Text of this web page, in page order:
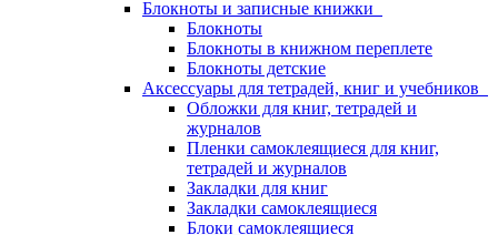
Блокноты и записные книжки
Блокноты
Блокноты в книжном переплете
Блокноты детские
Аксессуары для тетрадей, книг и учебников
Обложки для книг, тетрадей и
журналов
Пленки самоклеящиеся для книг,
тетрадей и журналов
Закладки для книг
Закладки самоклеящиеся
Блоки самоклеящиеся